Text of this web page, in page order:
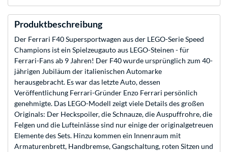
Produktbeschreibung
Der Ferrari F40 Supersportwagen aus der LEGO-Serie Speed
Champions ist ein Spielzeugauto aus LEGO-Steinen - für
Ferrari-Fans ab 9 Jahren! Der F40 wurde ursprünglich zum 40-
jährigen Jubiläum der italienischen Automarke
herausgebracht. Es war das letzte Auto, dessen
Veröffentlichung Ferrari-Gründer Enzo Ferrari persönlich
genehmigte. Das LEGO-Modell zeigt viele Details des großen
Originals: Der Heckspoiler, die Schnauze, die Auspuffrohre, die
Felgen und die Lufteinlässe sind nur einige der originalgetreuen
Elemente des Sets. Hinzu kommen ein Innenraum mit
Armaturenbrett, Handbremse, Gangschaltung, roten Sitzen und